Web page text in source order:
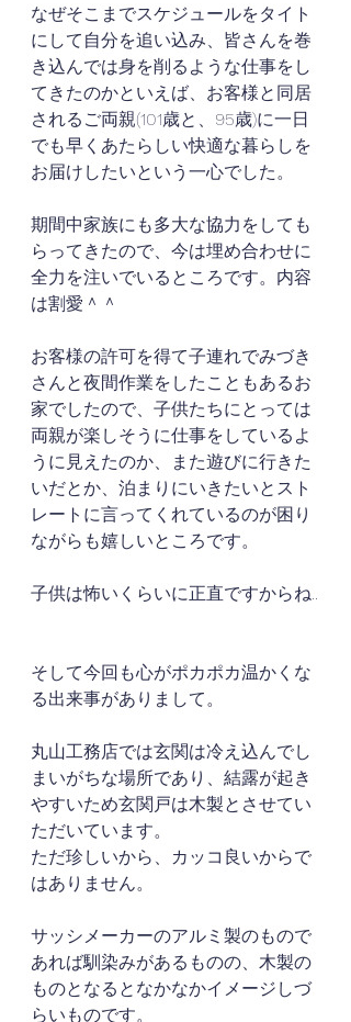
なぜそこまでスケジュールをタイト
にして自分を追い込み、皆さんを巻
き込んでは身を削るような仕事をし
てきたのかといえば、お客様と同居
されるご両親(101歳と、95歳)に一日
でも早くあたらしい快適な暮らしを
お届けしたいという一心でした。
期間中家族にも多大な協力をしても
らってきたので、今は埋め合わせに
全力を注いでいるところです。内容
は割愛＾＾
お客様の許可を得て子連れでみづき
さんと夜間作業をしたこともあるお
家でしたので、子供たちにとっては
両親が楽しそうに仕事をしているよ
うに見えたのか、また遊びに行きた
いだとか、泊まりにいきたいとスト
レートに言ってくれているのが困り
ながらも嬉しいところです。
子供は怖いくらいに正直ですからね..
そして今回も心がポカポカ温かくな
る出来事がありまして。
丸山工務店では玄関は冷え込んでし
まいがちな場所であり、結露が起き
やすいため玄関戸は木製とさせてい
ただいています。
ただ珍しいから、カッコ良いからで
はありません。
サッシメーカーのアルミ製のもので
あれば馴染みがあるものの、木製の
ものとなるとなかなかイメージしづ
らいものです。